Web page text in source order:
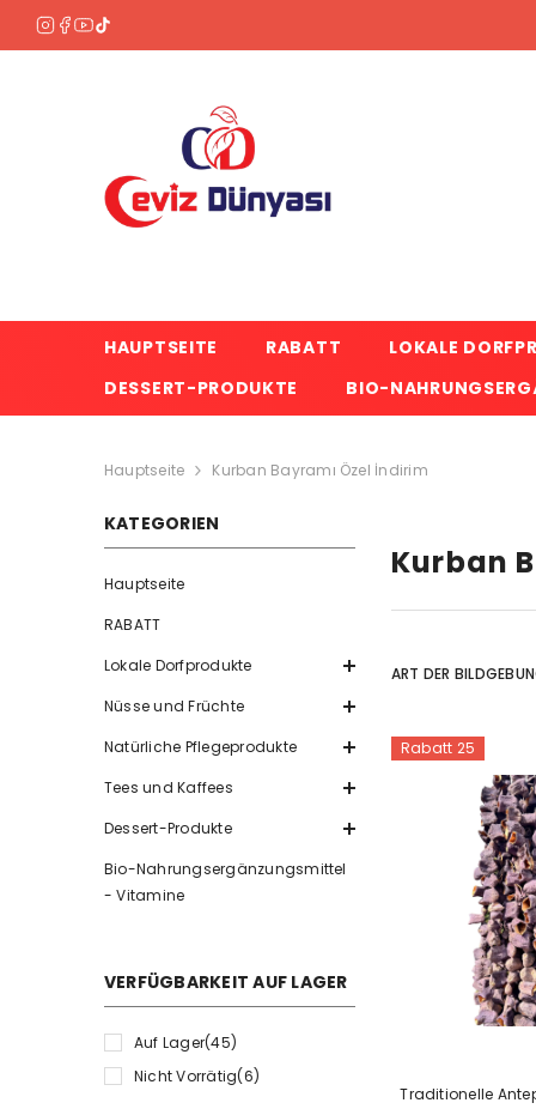
HAUPTSEITE RABATT LOKALE
DESSERT-PRODUKTE
BIO-
Hauptseite Kurban Bayramı Özel İndirim
KATEGORIEN
Hauptseite
RABATT
Lokale Dorfprodukte
Nüsse und Früchte
Natürliche Pflegeprodukte
Tees und Kaffees
Dessert-Produkte
Bio-Nahrungsergänzungsmittel
- Vitamine
VERFÜGBARKEIT AUF LAGER
Auf Lager(45)
Nicht Vorrätig(6)
Kurban
ART DER
Rabatt 25
Traditionelle